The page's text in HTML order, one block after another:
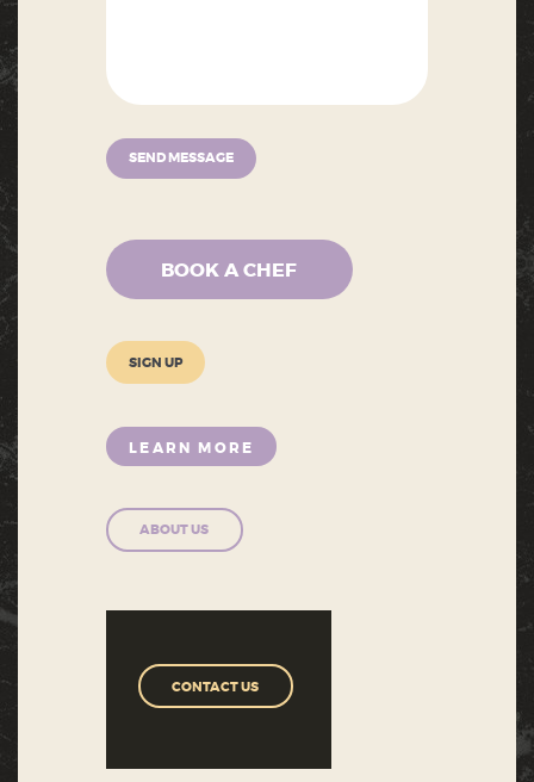
SEND MESSAGE
BOOK A CHEF
SIGN UP
LEARN MORE
ABOUT US
CONTACT US